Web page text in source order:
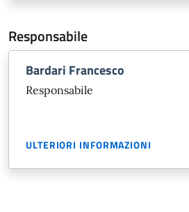
Responsabile
Bardari Francesco
Responsabile
ULTERIORI INFORMAZIONI